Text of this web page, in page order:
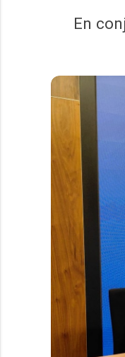
En